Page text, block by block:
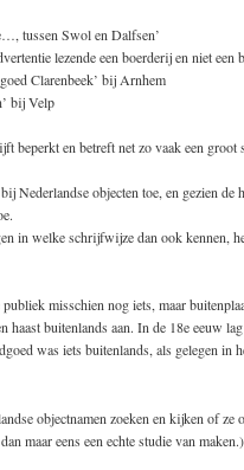
tussen Swol en Dalfsen’
lezende een boerderij en niet een
Clarenbeek’ bij Arnhem
bij Velp
beperkt en betreft net zo vaak een groot
Nederlandse objecten toe, en gezien de
in welke schrijfwijze dan ook kennen,
misschien nog iets, maar
haast buitenlands aan. In de 18e eeuw
was iets buitenlands, als gelegen in
objectnamen zoeken en kijken of ze
maar eens een echte studie van maken.)